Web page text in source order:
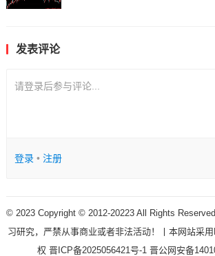
发表评论
请登录后参与评论...
登录• 注册
© 2023 Copyright © 2012-20223 All Rights
习研究，严禁从事商业或者非法活动！丨本网站采
权晋ICP备2025056421号-1晋公网安备